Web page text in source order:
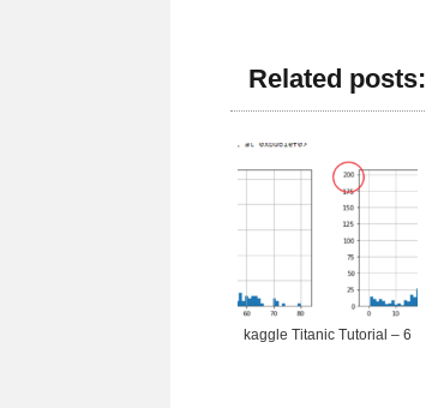
Related posts:
kaggle Titanic Tutorial – 6